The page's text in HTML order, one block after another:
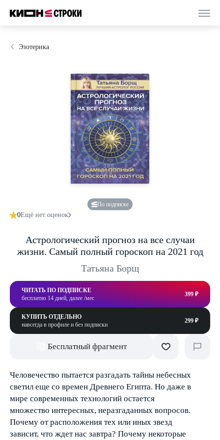
Эзотерика
По подписке
0Ещё нет оценок
Астрологический прогноз на все случаи
жизни. Самый полный гороскоп на 2021 год
Татьяна Борщ
ЧИТАТЬ ПО ПОДПИСКЕ
бесплатно 14 дней, далее /мес
399 ₽
КУПИТЬ ОТДЕЛЬНО
навсегда в профиле и без подписки
299 ₽
Бесплатный фрагмент
Человечество пытается разгадать тайны небесных
светил еще со времен Древнего Египта. Но даже в
мире современных технологий остается
множество интересных, неразгаданных вопросов.
Почему от расположения тех или иных звезд
зависит, что ждет нас завтра? Почему некоторые